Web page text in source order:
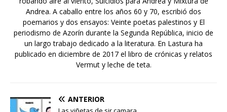
Andrea. A caballo entre los años 60 y 70, escribió dos
poemarios y dos ensayos: Veinte poetas palestinos y El
periodismo de Azorín durante la Segunda República, inicio de
un largo trabajo dedicado a la literatura. En Lastura ha
publicado en diciembre de 2017 el libro de crónicas y relatos
Vermut y leche de teta.
ANTERIOR